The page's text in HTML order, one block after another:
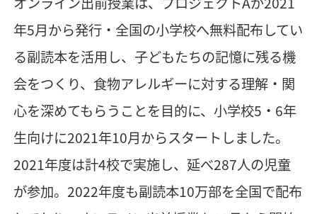
年5月から発行・全国の小学校へ無料配布してい
る副読本を活用し、子どもたちの記憶に残る機
会をつくり、食物アレルギーに対する理解・関
心を深めてもらうことを目的に、小学校5・6年
生向けに2021年10月からスタートしました。
2021年度は計4校で実施し、延べ287人の児童
が参加。2022年度も副読本10万部を全国で配布